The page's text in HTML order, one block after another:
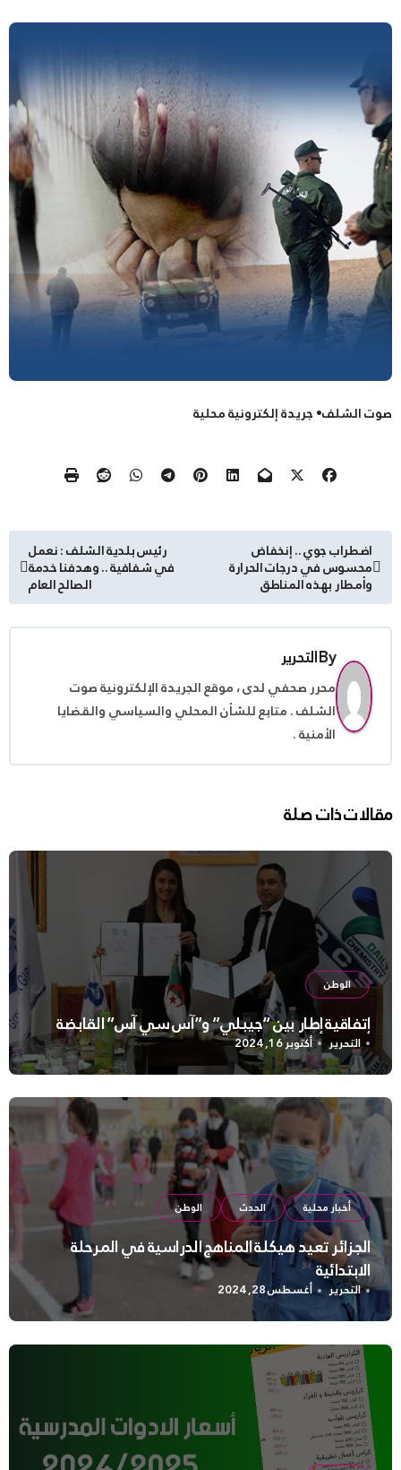
صوت الشلف• جريدة إلكترونية محلية
تصفّح
المقالات
اضطراب جوي .. إنخفاض
محسوس في درجات الحرارة
وأمطار بهذه المناطق
رئيس بلدية الشلف : نعمل
في شفافية .. وهدفنا خدمة
الصالح العام
Byالتحرير
محرر صحفي لدى ، موقع الجريدة الإلكترونية صوت
الشلف . متابع للشأن المحلي والسياسي والقضايا
الأمنية .
مقالات ذات صلة
الوطن
إتفاقية إطار بين “جيبلي” و”آس سي آس” القابضة
التحرير أكتوبر 16, 2024
أخبار محلية الحدث الوطن
الجزائر تعيد هيكلة المناهج الدراسية في المرحلة
الابتدائية
التحرير أغسطس 28, 2024